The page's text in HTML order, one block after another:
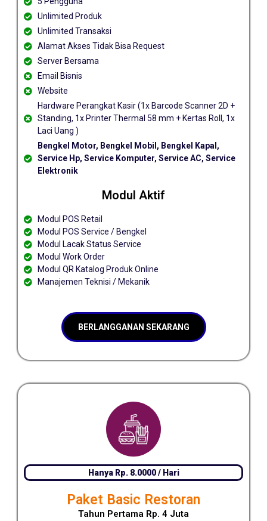
Unlimited Produk
Unlimited Transaksi
Alamat Akses Tidak Bisa Request
Server Bersama
Email Bisnis
Website
Hardware Perangkat Kasir (1x Barcode Scanner 2D +
Standing, 1x Printer Thermal 58 mm + Kertas Roll, 1x
Laci Uang )
Bengkel Motor, Bengkel Mobil, Bengkel Kapal,
Service Hp, Service Komputer, Service AC, Service
Elektronik
Modul Aktif
Modul POS Retail
Modul POS Service / Bengkel
Modul Lacak Status Service
Modul Work Order
Modul QR Katalog Produk Online
Manajemen Teknisi / Mekanik
BERLANGGANAN SEKARANG
Hanya Rp. 8.0000 / Hari
Paket Basic Restoran
Tahun Pertama Rp. 4 Juta